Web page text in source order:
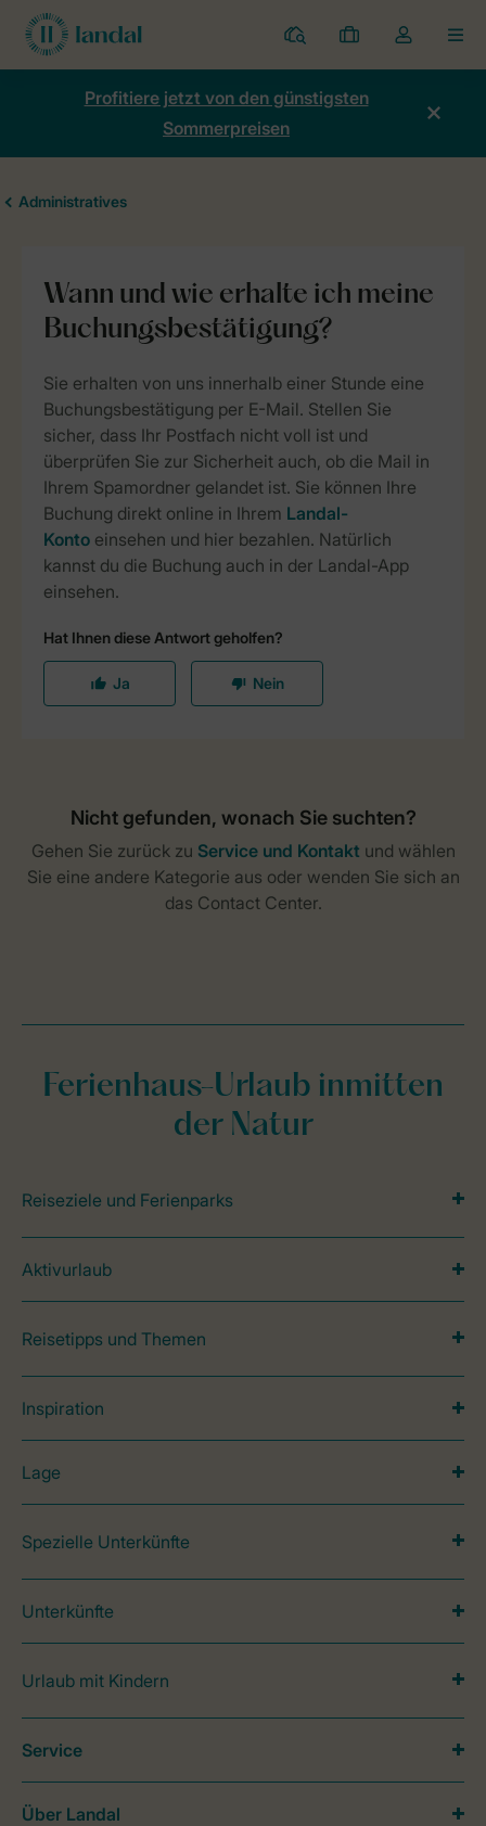
Ferienparks
Meine
Buchungen
Dropdown-
Menü
Kontos
Profitiere jetzt von den günstigsten
Sommerpreisen
Ferienhaus-Urlaub inmitten
der Natur
Reiseziele und Ferienparks
Aktivurlaub
Reisetipps und Themen
Inspiration
Lage
Spezielle Unterkünfte
Unterkünfte
Urlaub mit Kindern
Service
Über Landal